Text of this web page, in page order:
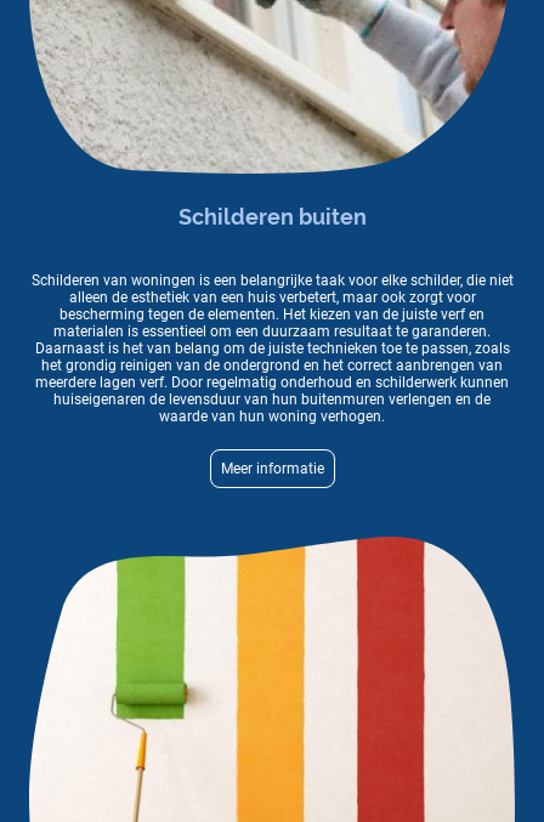
Schilderen buiten
Schilderen van woningen is een belangrijke taak voor elke schilder, die niet
alleen de esthetiek van een huis verbetert, maar ook zorgt voor
bescherming tegen de elementen. Het kiezen van de juiste verf en
materialen is essentieel om een duurzaam resultaat te garanderen.
Daarnaast is het van belang om de juiste technieken toe te passen, zoals
het grondig reinigen van de ondergrond en het correct aanbrengen van
meerdere lagen verf. Door regelmatig onderhoud en schilderwerk kunnen
huiseigenaren de levensduur van hun buitenmuren verlengen en de
waarde van hun woning verhogen.
Meer informatie